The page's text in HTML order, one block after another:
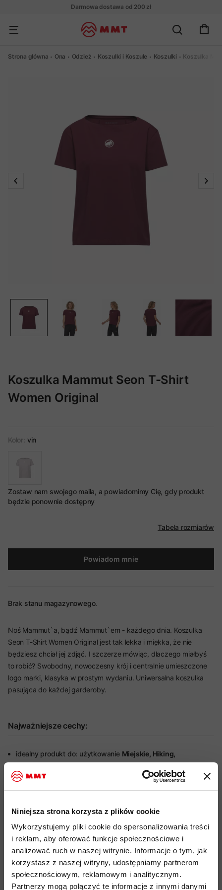
Niniejsza strona korzysta z plików cookie
Wykorzystujemy pliki cookie do spersonalizowania treści
i reklam, aby oferować funkcje społecznościowe i
analizować ruch w naszej witrynie. Informacje o tym, jak
korzystasz z naszej witryny, udostępniamy partnerom
społecznościowym, reklamowym i analitycznym.
Partnerzy mogą połączyć te informacje z innymi danymi
Darmowa dostawa od 200 zł
Strona główna Ona Odzież Koszulki i Koszule Koszulki Koszulka
Koszulka Mammut Seon T-Shirt
Women Original
Kolor: vin
Zostaw nam swojego maila, a powiadomimy Cię, gdy produkt
będzie ponownie dostępny
Tabela rozmiarów
Powiadom mnie
Brak stanu magazynowego.
Noś Mammut`a, bądź Mammut`em - każdego dnia. Koszulka
Seon T-Shirt Women Original jest tak lekka i miękka, że nie
będziesz chciał jej zdjąć. I szczerze mówiąc, dlaczego miałbyś
to robić? Swobodny, nowoczesny krój i centralnie umieszczone
logo marki, klasyka w prostym wydaniu. Uniwersalna koszulka
pasująca do każdej garderoby.
Najważniejsze cechy:
idealny produkt do: użytkowanie Miejskie, Hiking,
funkcjonalna koszulka o charakterze
multi-sportowym
z połączenia ekologicznej bawełny i elastanu dla
organiczna bawełna certyfikowana standardem Global
Organic Textile Standard (GOTS) do przetwarzania
tekstyliów z ekologicznych włókien naturalnych, uprawiana
bez pestycydów, herbicydów i GMO